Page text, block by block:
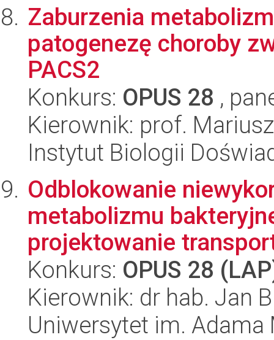
Zaburzenia
patogenezę choroby
PACS2
Konkurs: OPUS 28 ,
Kierownik: prof.
Instytut Biologii
Odblokowanie
metabolizmu
projektowanie
Konkurs: OPUS 28
Kierownik: dr hab. Jan
Uniwersytet im.